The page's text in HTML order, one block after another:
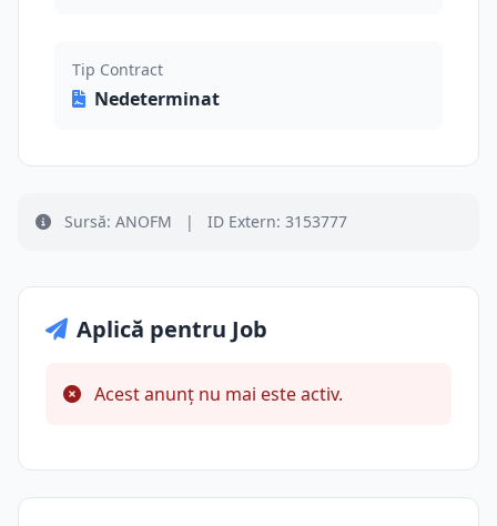
Tip Contract
Nedeterminat
Sursă: ANOFM | ID Extern: 3153777
Aplică pentru Job
Acest anunț nu mai este activ.